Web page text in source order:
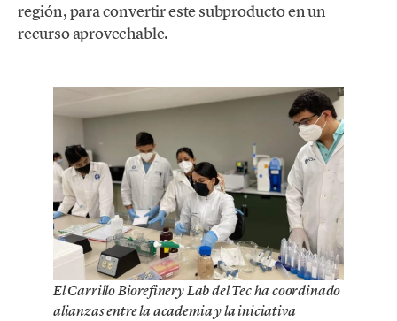
región, para convertir este subproducto en un
recurso aprovechable.
El Carrillo Biorefinery Lab del Tec ha coordinado
alianzas entre la academia y la iniciativa